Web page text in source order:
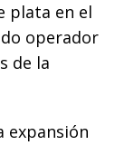
plata en el
operador
de la
expansión